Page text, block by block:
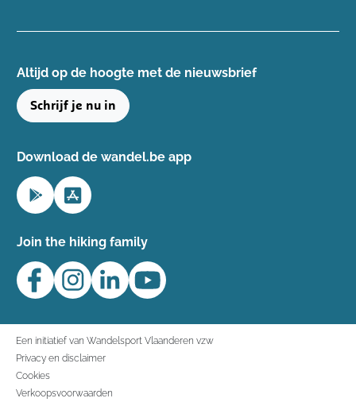
Altijd op de hoogte ​met de nieuwsbrief
Schrijf je nu in
Download de wandel.be app
Join the hiking family
Een initiatief van Wandelsport Vlaanderen vzw
Privacy en disclaimer
Cookies
Verkoopsvoorwaarden